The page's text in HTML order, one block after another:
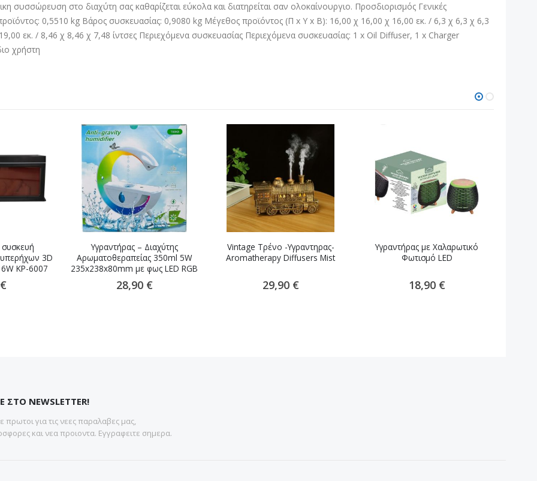
συσσώρευση στο διαχύτη σας καθαρίζεται εύκολα και διατηρείται σαν ολοκαίνουργιο. Προσδιορισμός Γενικές
0,5510 kg Βάρος συσκευασίας: 0,9080 kg Μέγεθος προϊόντος (Π x Υ x Β): 16,00 χ 16,00 χ 16,00 εκ. / 6,3 χ 6,3 χ 6,3
εκ. / 8,46 χ 8,46 χ 7,48 ίντσες Περιεχόμενα συσκευασίας Περιεχόμενα συσκευασίας: 1 x Oil Diffuser, 1 x Charger
χρήστη
συσκευή
3D
KP-6007
Υγραντήρας – Διαχύτης
Αρωματοθεραπείας 350ml 5W
235x238x80mm με φως LED RGB
28,90 €
Vintage Τρένο -Υγραντηρας-
Aromatherapy Diffusers Mist
29,90 €
Υγραντήρας με Χαλαρωτικό
Φωτισμό LED
18,90 €
ΣΤΟ NEWSLETTER!
πρωτοι για τις νεες παραλαβες μας,
και νεα προιοντα. Εγγραφειτε σημερα.